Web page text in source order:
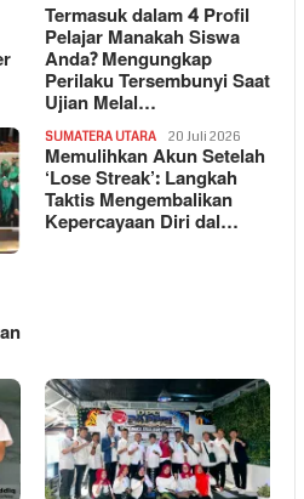
Termasuk dalam 4 Profil
Pelajar Manakah Siswa
Anda? Mengungkap
Perilaku Tersembunyi Saat
Ujian Melal…
SUMATERA UTARA 20 Juli 2026
Memulihkan Akun Setelah
‘Lose Streak’: Langkah
Taktis Mengembalikan
Kepercayaan Diri dal…